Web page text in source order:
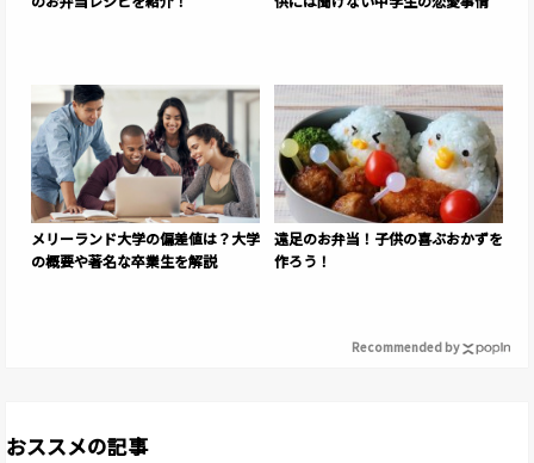
メリーランド大学の偏差値は？大学
の概要や著名な卒業生を解説
遠足のお弁当！子供の喜ぶおかずを
作ろう！
Recommended by
おススメの記事